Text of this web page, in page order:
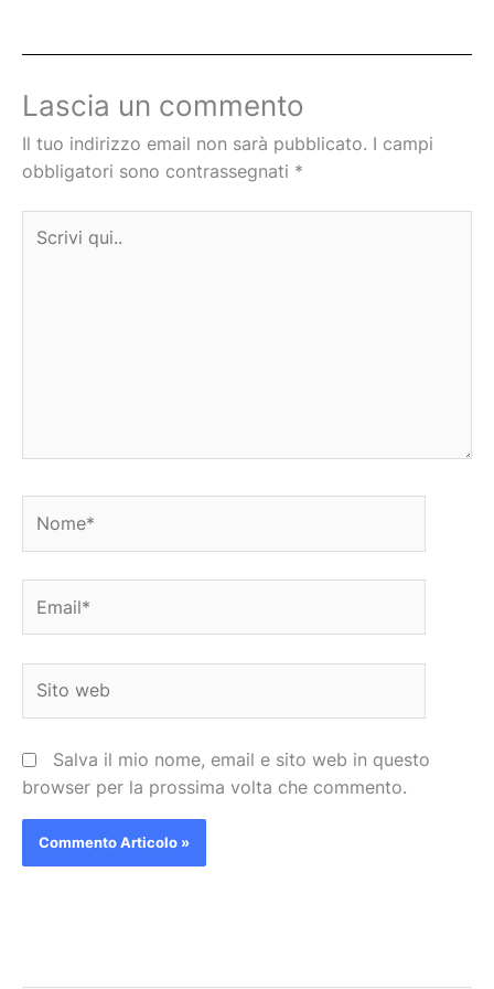
Lascia un commento
Il tuo indirizzo email non sarà pubblicato. I campi
obbligatori sono contrassegnati *
qui..
web
Salva il mio nome, email e sito web in questo
browser per la prossima volta che commento.